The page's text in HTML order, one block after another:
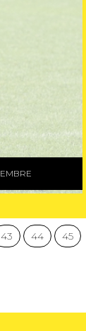
43 44 45